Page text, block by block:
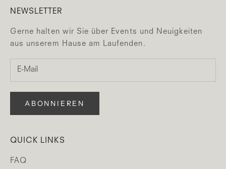
NEWSLETTER
Gerne halten wir Sie über Events und Neuigkeiten
aus unserem Hause am Laufenden.
ABONNIEREN
QUICK LINKS
FAQ